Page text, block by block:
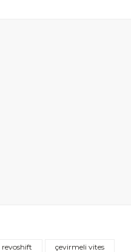
revoshift
çevirmeli vites